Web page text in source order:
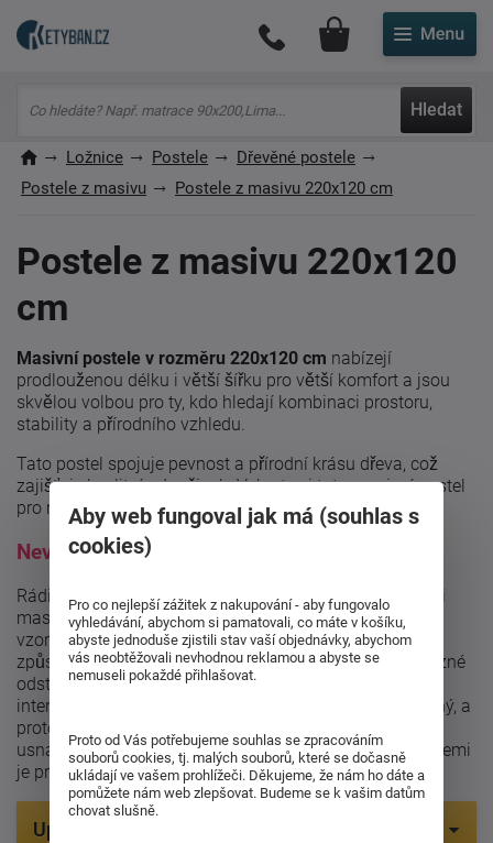
Hledat
Můj účet
Ložnice Postele
Dřevěné postele
Postele z masivu
Postele z masivu 220x120 cm
Postele z masivu 220x120
cm
Masivní postele v rozměru 220x120 cm nabízejí
prodlouženou délku i větší šířku pro větší komfort a jsou
skvělou volbou pro ty, kdo hledají kombinaci prostoru,
stability a přírodního vzhledu.
Tato postel spojuje pevnost a přírodní krásu dřeva, což
zajišťuje kvalitní odpočinek. Vyberte si tuto masivní postel
pro maximální komfort a stylový doplněk vaší ložnice.
Nevíte si rady s odstínem?
Rádi vám usnadníme výběr
správného odstínu pro vaši
masivní postel. Naši zákazníci si totiž mohou objednat
vzorník dřevin, který vámzašleme až domů . Tímto
způsobem si můžete v klidu prohlédnout a porovnat různé
odstíny dřeva a zvolit ten, který nejlépe ladí s vaším
interiérem. Důležité je, aby byl váš výběr naprosto přesný, a
proto jsme tu pro vás, abychom vám výběr co nejvíce
usnadnili. Vaše spokojenost s našimi masivními postelemi
je pro nás prioritou.
Upřesnit parametry
Aby web fungoval jak má (souhlas s
cookies)
Pro co nejlepší zážitek z nakupování - aby fungovalo
vyhledávání, abychom si pamatovali, co máte v košíku,
abyste jednoduše zjistili stav vaší objednávky, abychom
vás neobtěžovali nevhodnou reklamou a abyste se
nemuseli pokaždé přihlašovat.
Proto od Vás potřebujeme souhlas se zpracováním
souborů cookies, tj. malých souborů, které se dočasně
ukládají ve vašem prohlížeči. Děkujeme, že nám ho dáte a
pomůžete nám web zlepšovat. Budeme se k vašim datům
chovat slušně.